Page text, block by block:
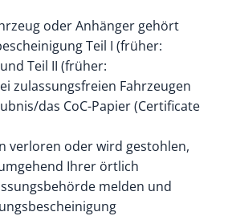
oder Anhänger gehört
Teil I (früher:
Teil II (früher:
zulassungsfreien Fahrzeugen
das CoC-Papier (Certificate
verloren oder wird gestohlen,
Ihrer örtlich
melden und